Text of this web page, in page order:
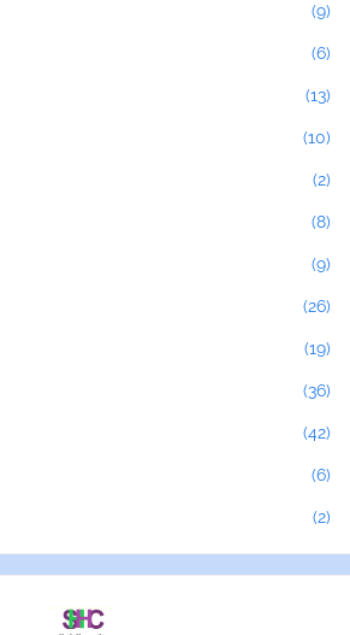
(9)
(6)
(13)
(10)
(2)
(8)
(9)
(26)
(19)
(36)
(42)
(6)
(2)